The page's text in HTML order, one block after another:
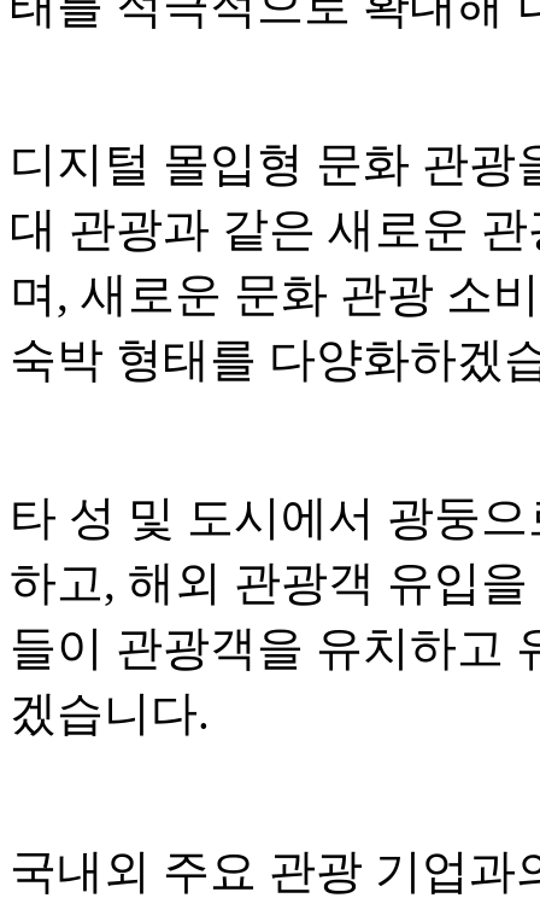
디지털 몰입형 문화 관광
대 관광과 같은 새로운
며, 새로운 문화 관광 소
숙박 형태를 다양화하겠
타 성 및 도시에서 광둥
하고, 해외 관광객 유입
들이 관광객을 유치하고
겠습니다.
국내외 주요 관광 기업과